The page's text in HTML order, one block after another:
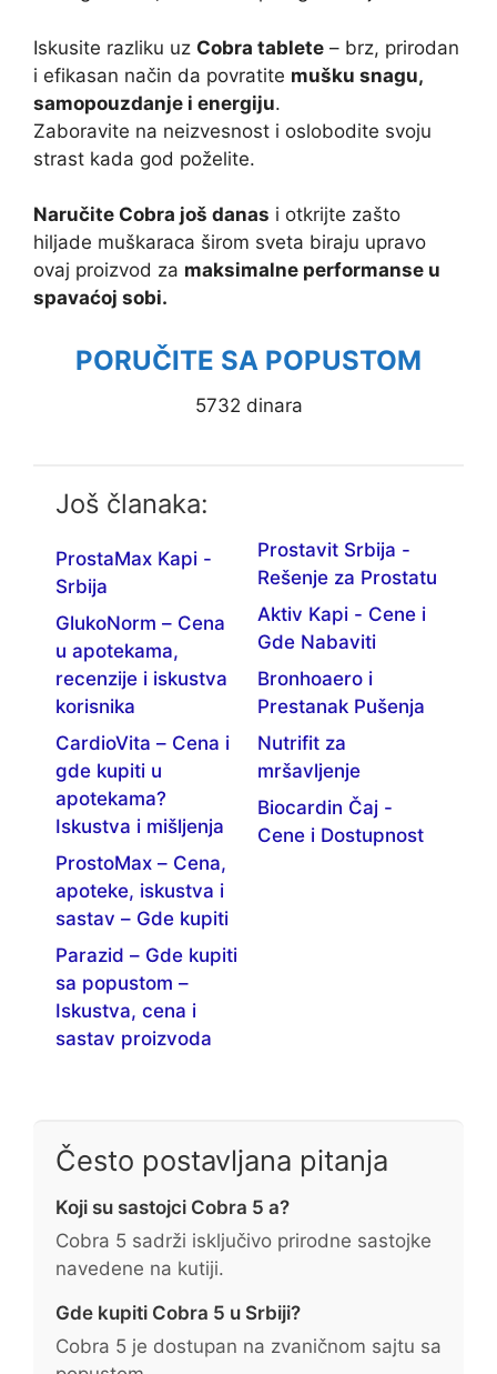
Iskusite razliku uz Cobra tablete – brz, prirodan
i efikasan način da povratite mušku snagu,
samopouzdanje i energiju.
Zaboravite na neizvesnost i oslobodite svoju
strast kada god poželite.
Naručite Cobra još danas i otkrijte zašto
hiljade muškaraca širom sveta biraju upravo
ovaj proizvod za maksimalne performanse u
spavaćoj sobi.
PORUČITE SA POPUSTOM
5732 dinara
Još članaka:
ProstaMax Kapi -
Srbija
GlukoNorm – Cena
u apotekama,
recenzije i iskustva
korisnika
CardioVita – Cena i
gde kupiti u
apotekama?
Iskustva i mišljenja
ProstoMax – Cena,
apoteke, iskustva i
sastav – Gde kupiti
Parazid – Gde kupiti
sa popustom –
Iskustva, cena i
sastav proizvoda
Prostavit Srbija -
Rešenje za Prostatu
Aktiv Kapi - Cene i
Gde Nabaviti
Bronhoaero i
Prestanak Pušenja
Nutrifit za
mršavljenje
Biocardin Čaj -
Cene i Dostupnost
Često postavljana pitanja
Koji su sastojci Cobra 5 a?
Cobra 5 sadrži isključivo prirodne sastojke
navedene na kutiji.
Gde kupiti Cobra 5 u Srbiji?
Cobra 5 je dostupan na zvaničnom sajtu sa